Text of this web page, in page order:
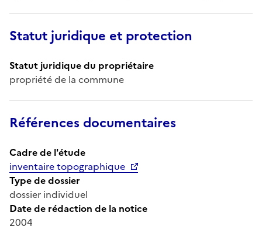
Statut juridique et protection
Statut juridique du propriétaire
propriété de la commune
Références documentaires
Cadre de l'étude
inventaire topographique
Type de dossier
dossier individuel
Date de rédaction de la notice
2004